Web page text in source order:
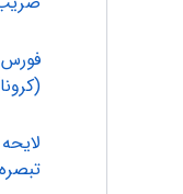
فورس
تبصره 80